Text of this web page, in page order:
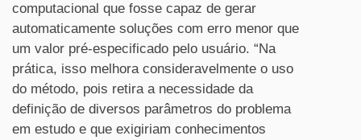
computacional que fosse capaz de gerar
automaticamente soluções com erro menor que
um valor pré-especificado pelo usuário. “Na
prática, isso melhora consideravelmente o uso
do método, pois retira a necessidade da
definição de diversos parâmetros do problema
em estudo e que exigiriam conhecimentos